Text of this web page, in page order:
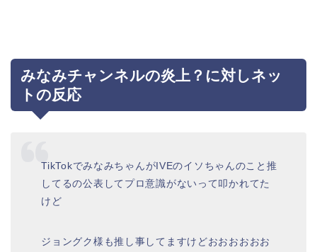
みなみチャンネルの炎上？に対しネッ
トの反応
TikTokでみなみちゃんがIVEのイソちゃんのこと推
してるの公表してプロ意識がないって叩かれてた
けど
ジョングク様も推し事してますけどおおおおおお